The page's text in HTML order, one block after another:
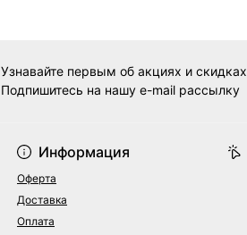
Узнавайте первым об акциях и скидках
Подпишитесь на нашу e-mail рассылку
Информация
Оферта
Доставка
Оплата